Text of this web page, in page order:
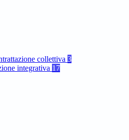
collettiva 3
integrativa 17